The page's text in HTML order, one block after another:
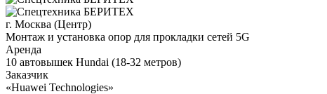
г. Москва (Центр)
Монтаж и установка опор для прокладки сетей 5G
Аренда
10 автовышек Hundai (18-32 метров)
Заказчик
«Huawei Technologies»